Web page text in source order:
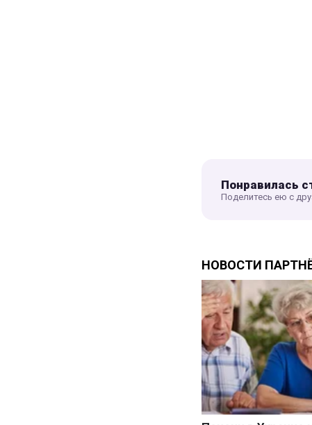
Понравилась
Поделитесь ею с